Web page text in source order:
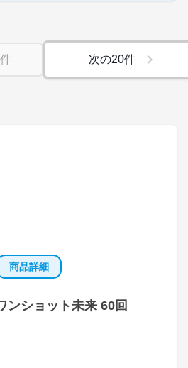
商品詳細
ンショット未来 60回
件 次の20件